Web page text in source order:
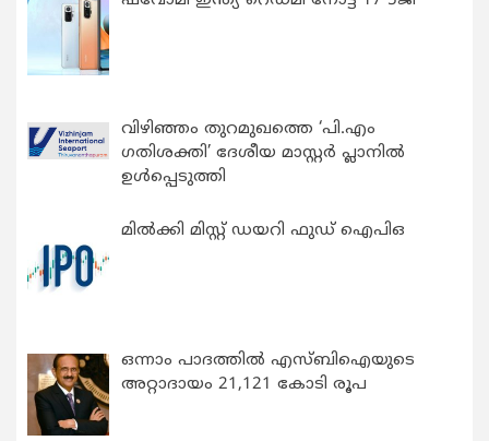
വിഴിഞ്ഞം തുറമുഖത്തെ ‘പി.എം
ഗതിശക്തി’ ദേശീയ മാസ്റ്റർ പ്ലാനിൽ
ഉൾപ്പെടുത്തി
മിൽക്കി മിസ്റ്റ് ഡയറി ഫുഡ് ഐപിഒ
ഒന്നാം പാദത്തിൽ എസ്ബിഐയുടെ
അറ്റാദായം 21,121 കോടി രൂപ